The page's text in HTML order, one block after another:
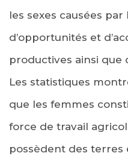
les sexes causées
d’opportunités et
productives ainsi que
Les statistiques
que les femmes
force de travail
possèdent des terres